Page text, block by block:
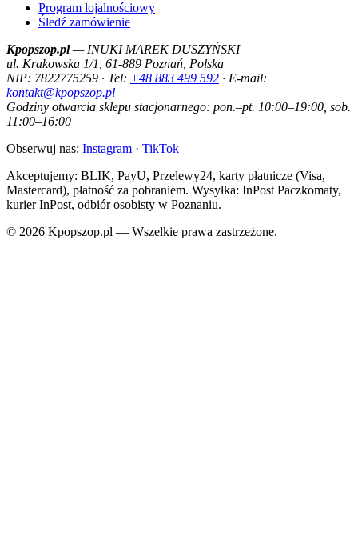
Program lojalnościowy
Śledź zamówienie
Kpopszop.pl— INUKI MAREK DUSZYŃSKI
ul. Krakowska 1/1, 61-889 Poznań, Polska
NIP: 7822775259 · Tel: +48 883 499 592 · E-mail:
kontakt@kpopszop.pl
Godziny otwarcia sklepu stacjonarnego: pon.–pt. 10:00–19:00, sob.
11:00–16:00
Obserwuj nas: Instagram · TikTok
Akceptujemy: BLIK, PayU, Przelewy24, karty płatnicze (Visa,
Mastercard), płatność za pobraniem. Wysyłka: InPost Paczkomaty,
kurier InPost, odbiór osobisty w Poznaniu.
© 2026 Kpopszop.pl — Wszelkie prawa zastrzeżone.